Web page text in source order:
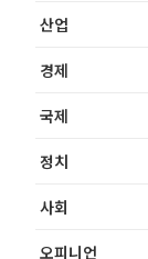
산업
경제
국제
정치
사회
오피니언